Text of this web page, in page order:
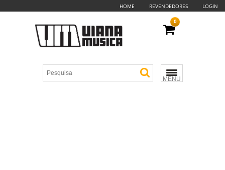
HOME REVENDEDORES LOGIN
MENU
0